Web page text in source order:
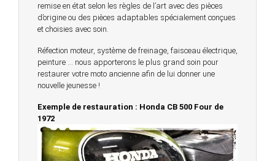
remise en état selon les règles de l’art avec des pièces
d’origine ou des pièces adaptables spécialement conçues
et choisies avec soin.
Réfection moteur, système de freinage, faisceau électrique,
peinture … nous apporterons le plus grand soin pour
restaurer votre moto ancienne afin de lui donner une
nouvelle jeunesse !
Exemple de restauration : Honda CB 500 Four de
1972
© 2023 -Chambourcy Motos 78 - 7bis chemin de la